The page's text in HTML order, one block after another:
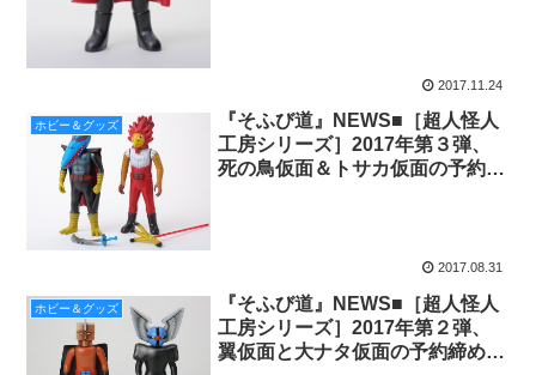
2017.11.24
ホビー＆グッズ
『そふび道』NEWS■［超人怪人
工房シリーズ］2017年第３弾、
死の鳥仮面＆トサカ仮面の予約締
2017.08.31
ホビー＆グッズ
『そふび道』NEWS■［超人怪人
工房シリーズ］2017年第２弾、
翼仮面と大ナタ仮面の予約締め切